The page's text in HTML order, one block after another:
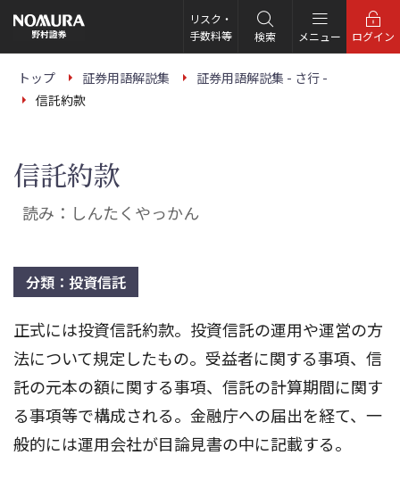
の
ー
リスク・
手数料等
検索 メニュー ログイン
トップ 証券用語解説集
証券用語解説集 - さ行 -
信託約款
信託約款
読み：しんたくやっかん
分類：投資信託
正式には投資信託約款。投資信託の運用や運営の方
法について規定したもの。受益者に関する事項、信
託の元本の額に関する事項、信託の計算期間に関す
る事項等で構成される。金融庁への届出を経て、一
般的には運用会社が目論見書の中に記載する。